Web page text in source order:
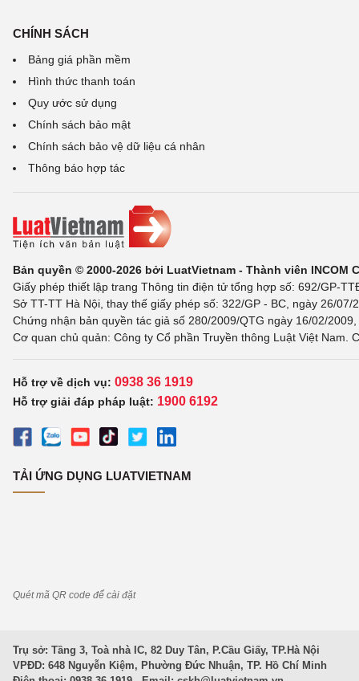
CHÍNH SÁCH
Bảng giá phần mềm
Hình thức thanh toán
Quy ước sử dụng
Chính sách bảo mật
Chính sách bảo vệ dữ liệu cá nhân
Thông báo hợp tác
Bản quyền © 2000-2026 bởi LuatVietnam - Thành viên INCOM
Giấy phép thiết lập trang Thông tin điện tử tổng hợp số: 692/GP-
Sở TT-TT Hà Nội, thay thế giấy phép số: 322/GP - BC, ngày 26/
Chứng nhận bản quyền tác giả số 280/2009/QTG ngày 16/02/
Cơ quan chủ quản: Công ty Cổ phần Truyền thông Luật Việt Nam.
Hỗ trợ về dịch vụ: 0938 36 1919
Hỗ trợ giải đáp pháp luật: 1900 6192
TẢI ỨNG DỤNG LUATVIETNAM
Quét mã QR code để cài đặt
Trụ sở: Tầng 3, Toà nhà IC, 82 Duy Tân, P.Cầu Giấy, TP.Hà Nội
VPĐD: 648 Nguyễn Kiệm, Phường Đức Nhuận, TP. Hồ Chí Minh